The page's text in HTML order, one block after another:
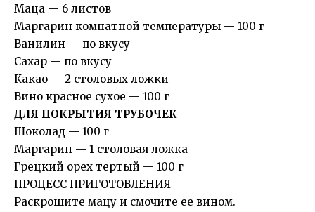
Маца — 6 листов
Маргарин комнатной температуры — 100 г
Ванилин — по вкусу
Сахар — по вкусу
Какао — 2 столовых ложки
Вино красное сухое — 100 г
ДЛЯ ПОКРЫТИЯ ТРУБОЧЕК
Шоколад — 100 г
Маргарин — 1 столовая ложка
Грецкий орех тертый — 100 г
ПРОЦЕСС ПРИГОТОВЛЕНИЯ
Раскрошите мацу и смочите ее вином.